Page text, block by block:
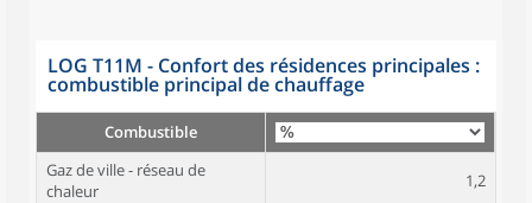
LOG T11M - Confort des résidences principales :
combustible principal de chauffage
Combustible
Gaz de ville - réseau de
chaleur
1,2